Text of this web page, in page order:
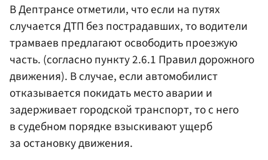
В Дептрансе отметили, что если на путях
случается ДТП без пострадавших, то водители
трамваев предлагают освободить проезжую
часть. (согласно пункту 2.6.1 Правил дорожного
движения). В случае, если автомобилист
отказывается покидать место аварии и
задерживает городской транспорт, то с него
в судебном порядке взыскивают ущерб
за остановку движения.